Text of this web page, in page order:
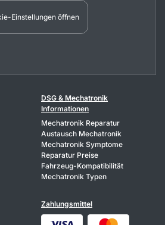
Einstellungen öffnen
DSG & Mechatronik
Informationen
Mechatronik Reparatur
Austausch Mechatronik
Mechatronik Symptome
Reparatur Preise
Fahrzeug-Kompatibilität
Mechatronik Typen
Zahlungsmittel